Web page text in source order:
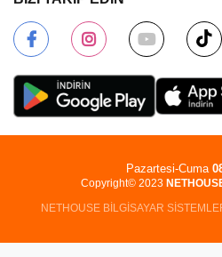
Copyright© 2023
NETHOUSE BİLGİSAYAR
Pazartesi-Cuma